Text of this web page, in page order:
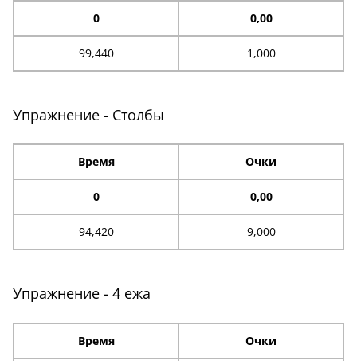
0 0,00
99,440 1,000
Упражнение - Столбы
Время Очки
0 0,00
94,420 9,000
Упражнение - 4 ежа
Время Очки